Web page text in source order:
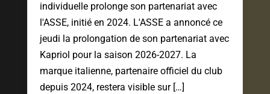
individuelle prolonge son partenariat avec
l'ASSE, initié en 2024. L'ASSE a annoncé ce
jeudi la prolongation de son partenariat avec
Kapriol pour la saison 2026-2027. La
marque italienne, partenaire officiel du club
depuis 2024, restera visible sur […]